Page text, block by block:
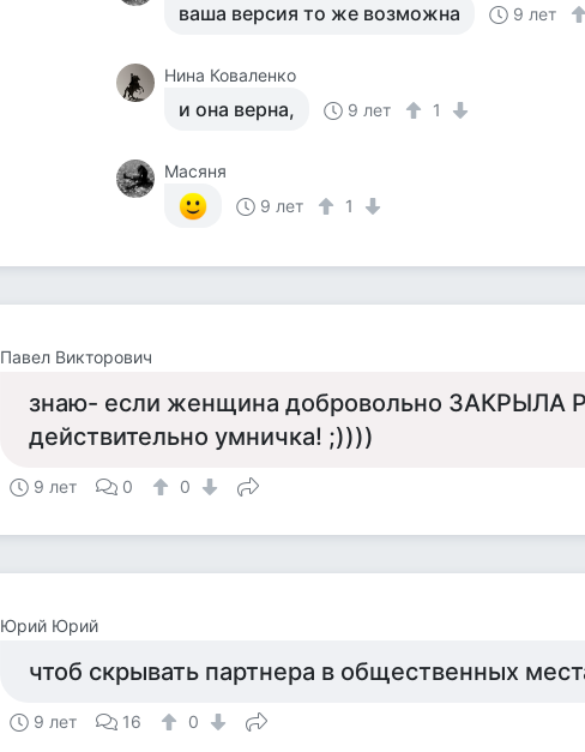
ваша версия то же возможна 9 лет
Нина Коваленко
и она верна, 9 лет 1
Масяня
9 лет
1
Павел Викторович
знаю- если женщина добровольно ЗАКРЫЛА
действительно умничка! ;))))
9 лет 0 0
Юрий Юрий
чтоб скрывать партнера в общественных
9 лет 16 0